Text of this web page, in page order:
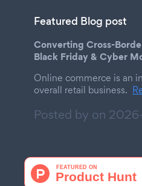
Featured Blog post
Converting Cross-
Black Friday & Cyber
Online commerce is an
overall retail business.
Posted by on